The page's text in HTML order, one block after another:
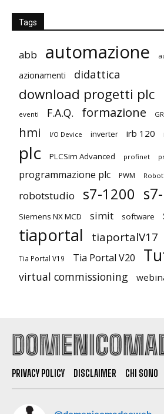
Tags
abb automazione
azionamenti didattica
download progetti plc
eventi F.A.Q. formazione
hmi I/O Device inverter irb 120
plc PLCSim Advanced profinet
programmazione plc PWM
robotstudio s7-1200
Siemens NX MCD simit software
tiaportal tiaportalV17
Tia Portal V19 Tia Portal V20
virtual commissioning
PRIVACY POLICY DISCLAIMER CHI SONO